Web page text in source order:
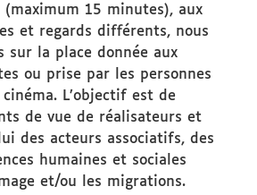
15 minutes), aux
et regards différents, nous
sur la place donnée aux
ou prise par les personnes
L’objectif est de
de vue de réalisateurs et
des acteurs associatifs, des
humaines et sociales
et/ou les migrations.